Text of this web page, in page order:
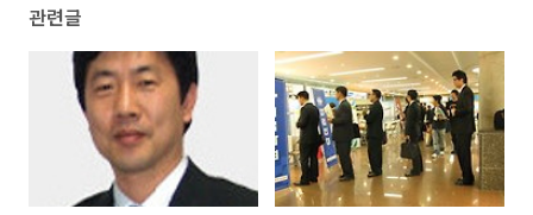
관련글